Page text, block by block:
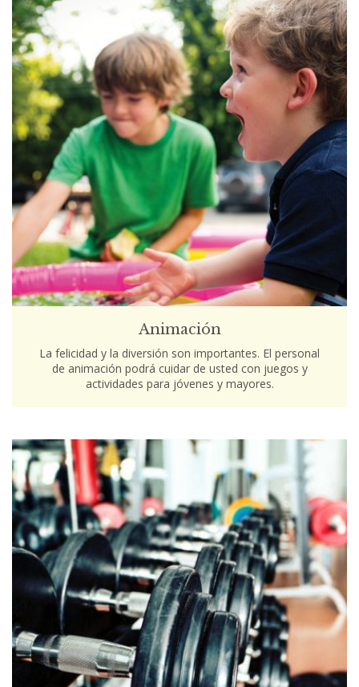
Animación
La felicidad y la diversión son importantes. El personal
de animación podrá cuidar de usted con juegos y
actividades para jóvenes y mayores.